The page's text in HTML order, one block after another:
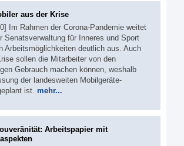
aus der Krise
Im Rahmen der Corona-Pandemie weitet
Senatsverwaltung für Inneres und Sport
Arbeitsmöglichkeiten deutlich aus. Auch
sollen die Mitarbeiter von den
Gebrauch machen können, weshalb
der landesweiten Mobilgeräte-
ist. mehr...
Arbeitspapier mit